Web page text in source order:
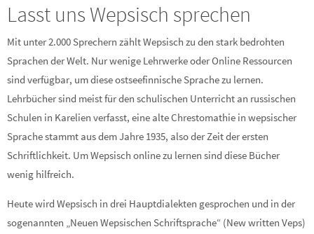
Lasst uns Wepsisch sprechen
Mit unter 2.000 Sprechern zählt Wepsisch zu den stark bedrohten
Sprachen der Welt. Nur wenige Lehrwerke oder Online Ressourcen
sind verfügbar, um diese ostseefinnische Sprache zu lernen.
Lehrbücher sind meist für den schulischen Unterricht an russischen
Schulen in Karelien verfasst, eine alte Chrestomathie in wepsischer
Sprache stammt aus dem Jahre 1935, also der Zeit der ersten
Schriftlichkeit. Um Wepsisch online zu lernen sind diese Bücher
wenig hilfreich.
Heute wird Wepsisch in drei Hauptdialekten gesprochen und in der
sogenannten „Neuen Wepsischen Schriftsprache“ (New written Veps)